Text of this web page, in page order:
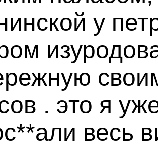
у
. это я
весь